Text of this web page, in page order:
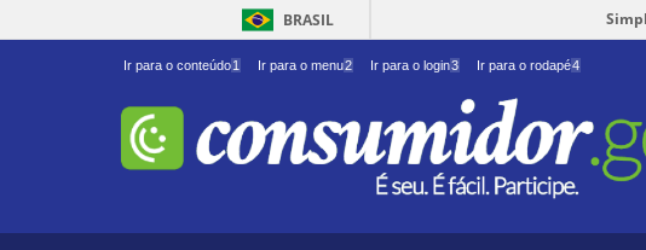
BRASIL
Ir para o conteúdo1 Ir para o menu2 Ir para o login3 Ir para o rodapé4